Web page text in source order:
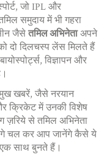
जो IPL और
समुदाय में भी गहरा
जैसेतमिल अभिनेताअपने
दो दिलचस्प लेंस मिलते हैं
विज्ञापन और
खबरें, जैसे नरयान
क्रिकेट में उनकी विशेष
ज़रिये से तमिल अभिनेता
चल कर आप जानेंगे कैसे ये
साथ बुनते हैं।